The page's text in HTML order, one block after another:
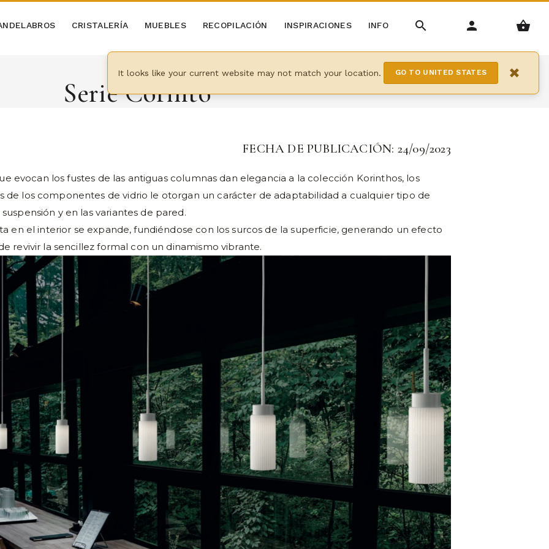
It looks like your current website may not match your location. GO TO UNITED STATES ×
CRISTALERÍA MUEBLES RECOPILACIÓN INSPIRACIONES INFO
Serie Corinto
FECHA DE PUBLICACIÓN: 24/09/2023
evocan los fustes de las antiguas columnas dan elegancia a la colección Korinthos, los
de los componentes de vidrio le otorgan un carácter de adaptabilidad a cualquier tipo de
y en las variantes de pared.
en el interior se expande, fundiéndose con los surcos de la superficie, generando un efecto
revivir la sencillez formal con un dinamismo vibrante.